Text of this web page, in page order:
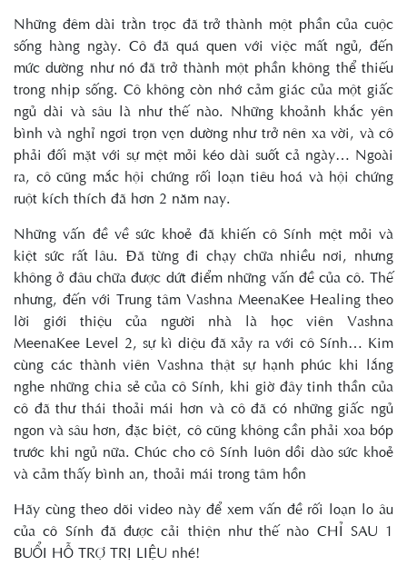
Những đêm dài trằn trọc đã trở thành một phần của cuộc
sống hàng ngày. Cô đã quá quen với việc mất ngủ, đến
mức dường như nó đã trở thành một phần không thể thiếu
trong nhịp sống. Cô không còn nhớ cảm giác của một giấc
ngủ dài và sâu là như thế nào. Những khoảnh khắc yên
bình và nghỉ ngơi trọn vẹn dường như trở nên xa vời, và cô
phải đối mặt với sự mệt mỏi kéo dài suốt cả ngày… Ngoài
ra, cô cũng mắc hội chứng rối loạn tiêu hoá và hội chứng
ruột kích thích đã hơn 2 năm nay.
Những vấn đề về sức khoẻ đã khiến cô Sính mệt mỏi và
kiệt sức rất lâu. Đã từng đi chạy chữa nhiều nơi, nhưng
không ở đâu chữa được dứt điểm những vấn đề của cô. Thế
nhưng, đến với Trung tâm Vashna MeenaKee Healing theo
lời giới thiệu của người nhà là học viên Vashna
MeenaKee Level 2, sự kì diệu đã xảy ra với cô Sính… Kim
cùng các thành viên Vashna thật sự hạnh phúc khi lắng
nghe những chia sẻ của cô Sính, khi giờ đây tinh thần của
cô đã thư thái thoải mái hơn và cô đã có những giấc ngủ
ngon và sâu hơn, đặc biệt, cô cũng không cần phải xoa bóp
trước khi ngủ nữa. Chúc cho cô Sính luôn dồi dào sức khoẻ
và cảm thấy bình an, thoải mái trong tâm hồn
Hãy cùng theo dõi video này để xem vấn đề rối loạn lo âu
của cô Sính đã được cải thiện như thế nào CHỈ SAU 1
BUỔI HỖ TRỢ TRỊ LIỆU nhé!